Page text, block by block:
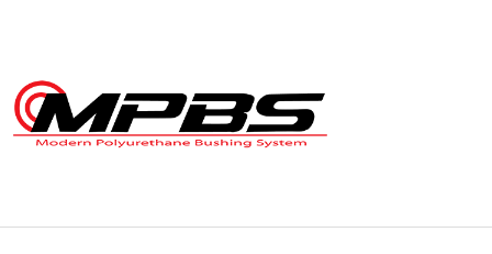
Przejdź do treści głównej
Przejdź do wyszukiwarki
Przejdź do moje konto
Przejdź do menu głównego
Przejdź do stopki